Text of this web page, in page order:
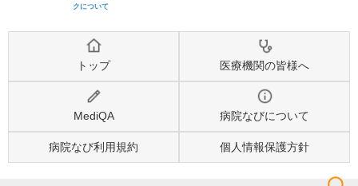
クについて
トップ 医療機関の皆様へ
MediQA 病院なびについて
病院なび利用規約 個人情報保護方針